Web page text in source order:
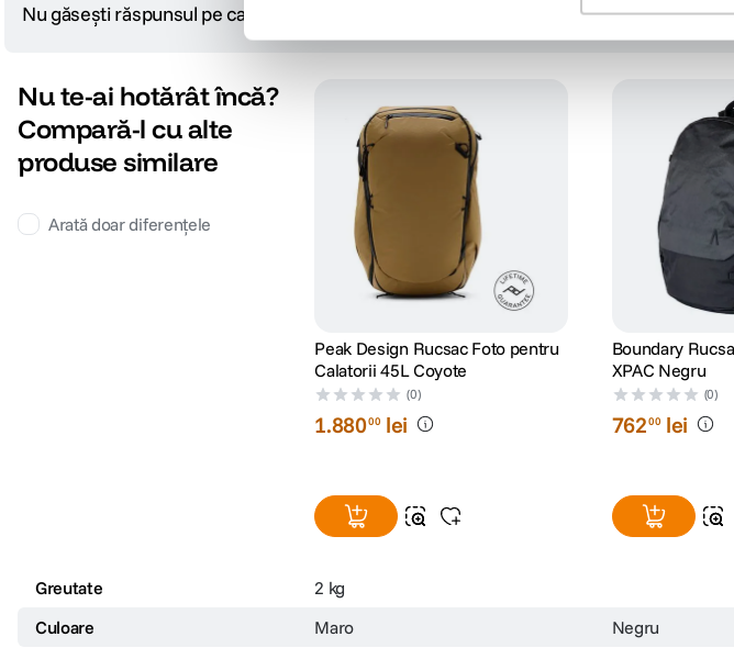
Nu găsești răspunsul pe care îl cauți?
Nu te-ai hotărât încă?
Compară-l cu alte
produse similare
Arată doar diferențele
Peak Design Rucsac Foto pentru
Calatorii 45L Coyote
(0)
1.88000 lei
Boundary
XPAC Negru
(0)
76200 lei
Greutate 2 kg
Culoare
Maro Negru